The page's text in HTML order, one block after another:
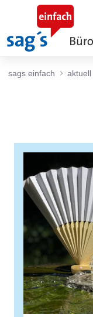
Skip to Main Content
sags einfach aktuell